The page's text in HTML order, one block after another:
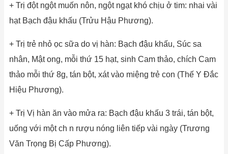
+ Trị đột ngột muốn nôn, ngột ngạt khó chịu ở tim: nhai vài
hạt Bạch đậu khấu (Trửu Hậu Phương).
+ Trị trẻ nhỏ ọc sữa do vị hàn: Bạch đậu khấu, Súc sa
nhân, Mật ong, mỗi thứ 15 hạt, sinh Cam thảo, chích Cam
thảo mỗi thứ 8g, tán bột, xát vào miệng trẻ con (Thế Y Đắc
Hiệu Phương).
+ Trị Vị hàn ăn vào mửa ra: Bạch đậu khấu 3 trái, tán bột,
uống với một ch n rượu nóng liên tiếp vài ngày (Trương
Văn Trọng Bị Cấp Phương).